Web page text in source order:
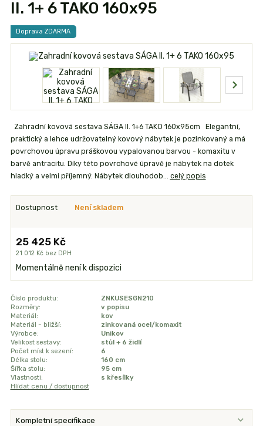
II. 1+ 6 TAKO 160x95
Doprava ZDARMA
Zahradní kovová sestava SÁGA II. 1+6 TAKO 160x95cm Elegantní,
praktický a lehce udržovatelný kovový nábytek je pozinkovaný a má
povrchovou úpravu práškovou vypalovanou barvou - komaxitu v
barvě antracitu. Díky této povrchové úpravě je nábytek na dotek
hladký a velmi příjemný. Nábytek dlouhodob... celý popis
Dostupnost Není skladem
25 425 Kč
21 012 Kč bez DPH
Momentálně není k dispozici
Číslo produktu:
ZNKUSESGN210
Rozměry:
v popisu
Materiál:
kov
Materiál - bližší:
zinkovaná ocel/komaxit
Výrobce:
Unikov
Velikost sestavy:
stůl + 6 židlí
Počet míst k sezení:
6
Délka stolu:
160 cm
Šířka stolu:
95 cm
Vlastnosti:
s křesílky
Hlídat cenu / dostupnost
Kompletní specifikace